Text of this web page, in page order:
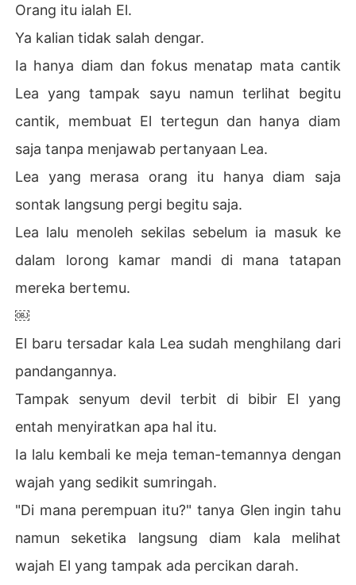
Orang itu ialah El.
Ya kalian tidak salah dengar.
Ia hanya diam dan fokus menatap mata cantik
Lea yang tampak sayu namun terlihat begitu
cantik, membuat El tertegun dan hanya diam
saja tanpa menjawab pertanyaan Lea.
Lea yang merasa orang itu hanya diam saja
sontak langsung pergi begitu saja.
Lea lalu menoleh sekilas sebelum ia masuk ke
dalam lorong kamar mandi di mana tatapan
mereka bertemu.
￼
El baru tersadar kala Lea sudah menghilang dari
pandangannya.
Tampak senyum devil terbit di bibir El yang
entah menyiratkan apa hal itu.
Ia lalu kembali ke meja teman-temannya dengan
wajah yang sedikit sumringah.
"Di mana perempuan itu?" tanya Glen ingin tahu
namun seketika langsung diam kala melihat
wajah El yang tampak ada percikan darah.